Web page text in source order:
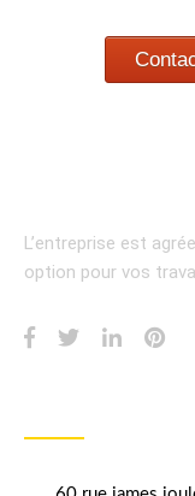
L’entreprise est
option pour vos